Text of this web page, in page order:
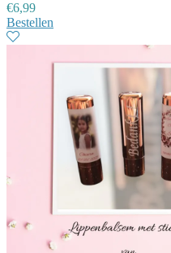
€6,99
Bestellen